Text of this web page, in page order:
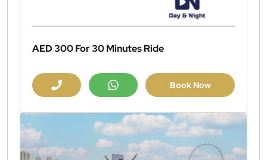
AED 300For 30 Minutes Ride
Book Now